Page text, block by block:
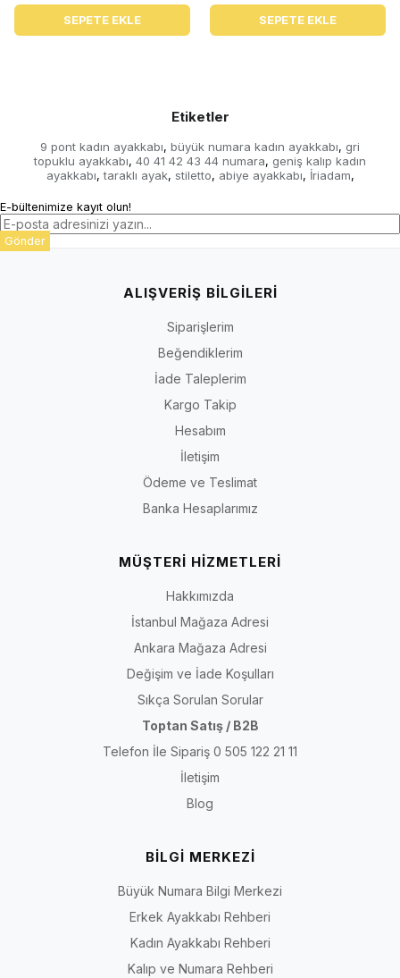
SEPETE EKLE SEPETE EKLE
Etiketler
9 pont kadın ayakkabı, büyük numara kadın ayakkabı, gri
topuklu ayakkabı, 40 41 42 43 44 numara, geniş kalıp kadın
ayakkabı, taraklı ayak, stiletto, abiye ayakkabı, İriadam,
E-bültenimize kayıt olun!
Gönder
ALIŞVERİŞ BİLGİLERİ
Siparişlerim
Beğendiklerim
İade Taleplerim
Kargo Takip
Hesabım
İletişim
Ödeme ve Teslimat
Banka Hesaplarımız
MÜŞTERİ HİZMETLERİ
Hakkımızda
İstanbul Mağaza Adresi
Ankara Mağaza Adresi
Değişim ve İade Koşulları
Sıkça Sorulan Sorular
Toptan Satış / B2B
Telefon İle Sipariş 0 505 122 21 11
İletişim
Blog
BİLGİ MERKEZİ
Büyük Numara Bilgi Merkezi
Erkek Ayakkabı Rehberi
Kadın Ayakkabı Rehberi
Kalıp ve Numara Rehberi